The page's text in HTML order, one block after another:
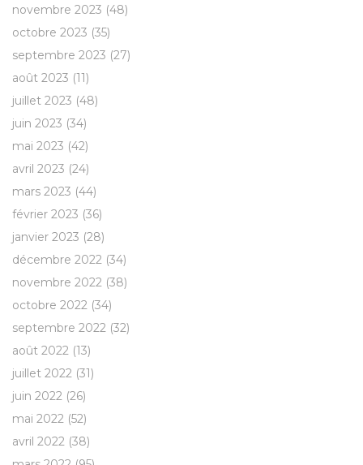
novembre 2023 (48)
octobre 2023 (35)
septembre 2023 (27)
août 2023 (11)
juillet 2023 (48)
juin 2023 (34)
mai 2023 (42)
avril 2023 (24)
mars 2023 (44)
février 2023 (36)
janvier 2023 (28)
décembre 2022 (34)
novembre 2022 (38)
octobre 2022 (34)
septembre 2022 (32)
août 2022 (13)
juillet 2022 (31)
juin 2022 (26)
mai 2022 (52)
avril 2022 (38)